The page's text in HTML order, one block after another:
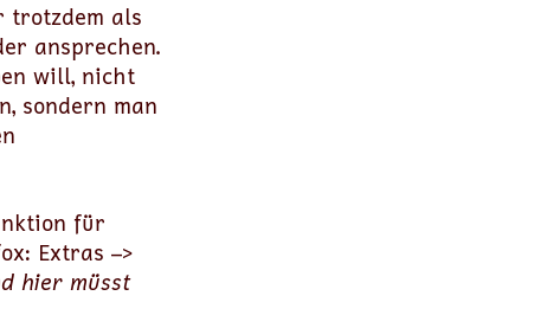
trotzdem als
ansprechen.
will, nicht
sondern man
für
Extras –>
hier müsst